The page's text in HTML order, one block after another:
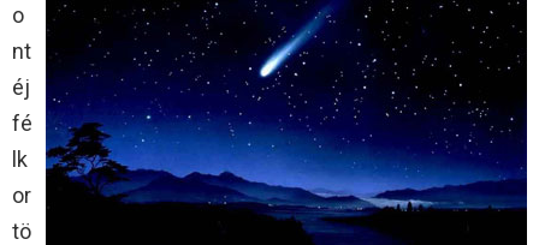
o
nt
éj
fé
lk
or
tö